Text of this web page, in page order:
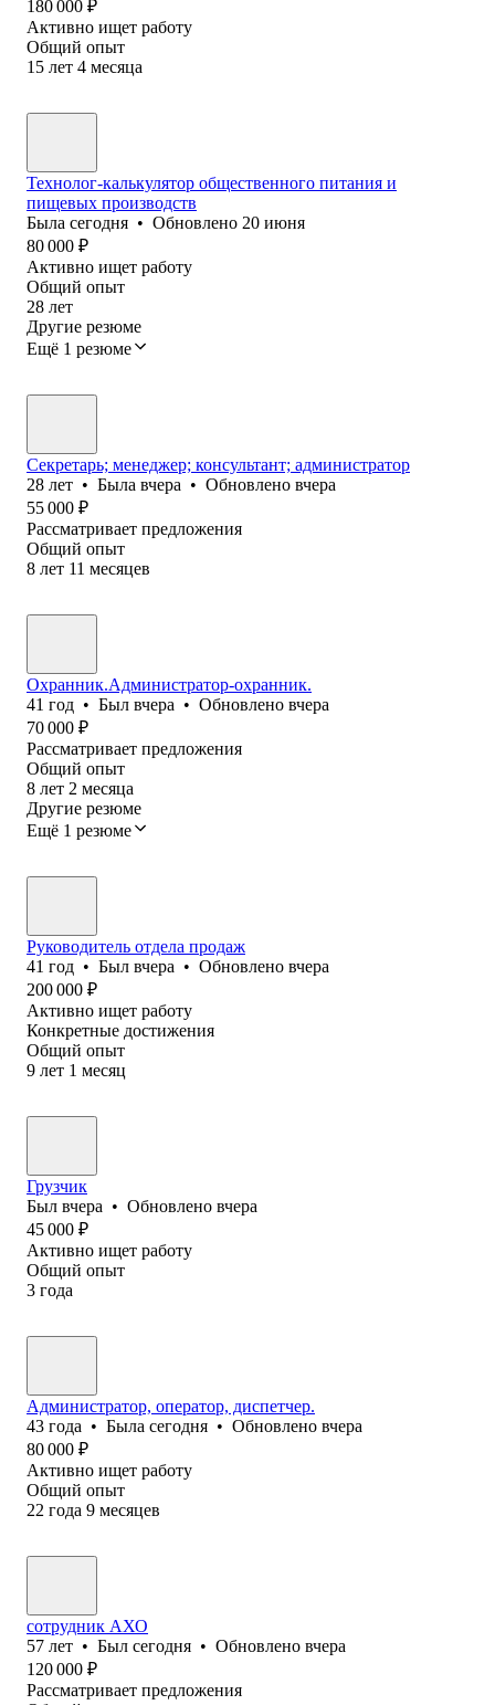
180 000 ₽
Активно ищет работу
Общий опыт
15 лет 4 месяца
Технолог-калькулятор общественного питания и
пищевых производств
Была сегодня • Обновлено 20 июня
80 000 ₽
Активно ищет работу
Общий опыт
28 лет
Другие резюме
Ещё 1 резюме
Секретарь; менеджер; консультант; администратор
28 лет • Была вчера • Обновлено вчера
55 000 ₽
Рассматривает предложения
Общий опыт
8 лет 11 месяцев
Охранник.Администратор-охранник.
41 год • Был вчера • Обновлено вчера
70 000 ₽
Рассматривает предложения
Общий опыт
8 лет 2 месяца
Другие резюме
Ещё 1 резюме
Руководитель отдела продаж
41 год • Был вчера • Обновлено вчера
200 000 ₽
Активно ищет работу
Конкретные достижения
Общий опыт
9 лет 1 месяц
Грузчик
Был вчера • Обновлено вчера
45 000 ₽
Активно ищет работу
Общий опыт
3 года
Администратор, оператор, диспетчер.
43 года • Была сегодня • Обновлено вчера
80 000 ₽
Активно ищет работу
Общий опыт
22 года 9 месяцев
сотрудник АХО
57 лет • Был сегодня • Обновлено вчера
120 000 ₽
Рассматривает предложения